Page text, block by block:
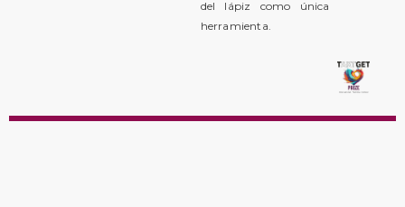
del lápiz como única
herramienta.